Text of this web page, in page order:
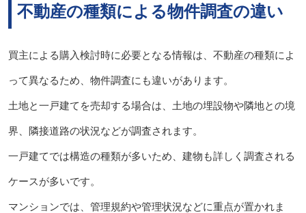
不動産の種類による物件調査の違い
買主による購入検討時に必要となる情報は、不動産の種類によ
って異なるため、物件調査にも違いがあります。
土地と一戸建てを売却する場合は、土地の埋設物や隣地との境
界、隣接道路の状況などが調査されます。
一戸建てでは構造の種類が多いため、建物も詳しく調査される
ケースが多いです。
マンションでは、管理規約や管理状況などに重点が置かれま